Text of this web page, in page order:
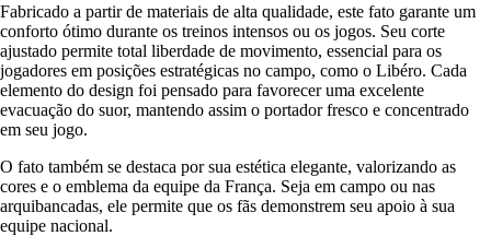
Fabricado a partir de materiais de alta qualidade, este fato garante um
conforto ótimo durante os treinos intensos ou os jogos. Seu corte
ajustado permite total liberdade de movimento, essencial para os
jogadores em posições estratégicas no campo, como o Libéro. Cada
elemento do design foi pensado para favorecer uma excelente
evacuação do suor, mantendo assim o portador fresco e concentrado
em seu jogo.
O fato também se destaca por sua estética elegante, valorizando as
cores e o emblema da equipe da França. Seja em campo ou nas
arquibancadas, ele permite que os fãs demonstrem seu apoio à sua
equipe nacional.